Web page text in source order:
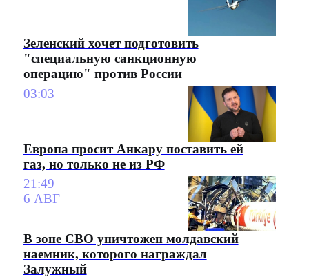
Зеленский хочет подготовить
"специальную санкционную
операцию" против России
03:03
Европа просит Анкару поставить ей
газ, но только не из РФ
21:49
6 АВГ
В зоне СВО уничтожен молдавский
наемник, которого награждал
Залужный